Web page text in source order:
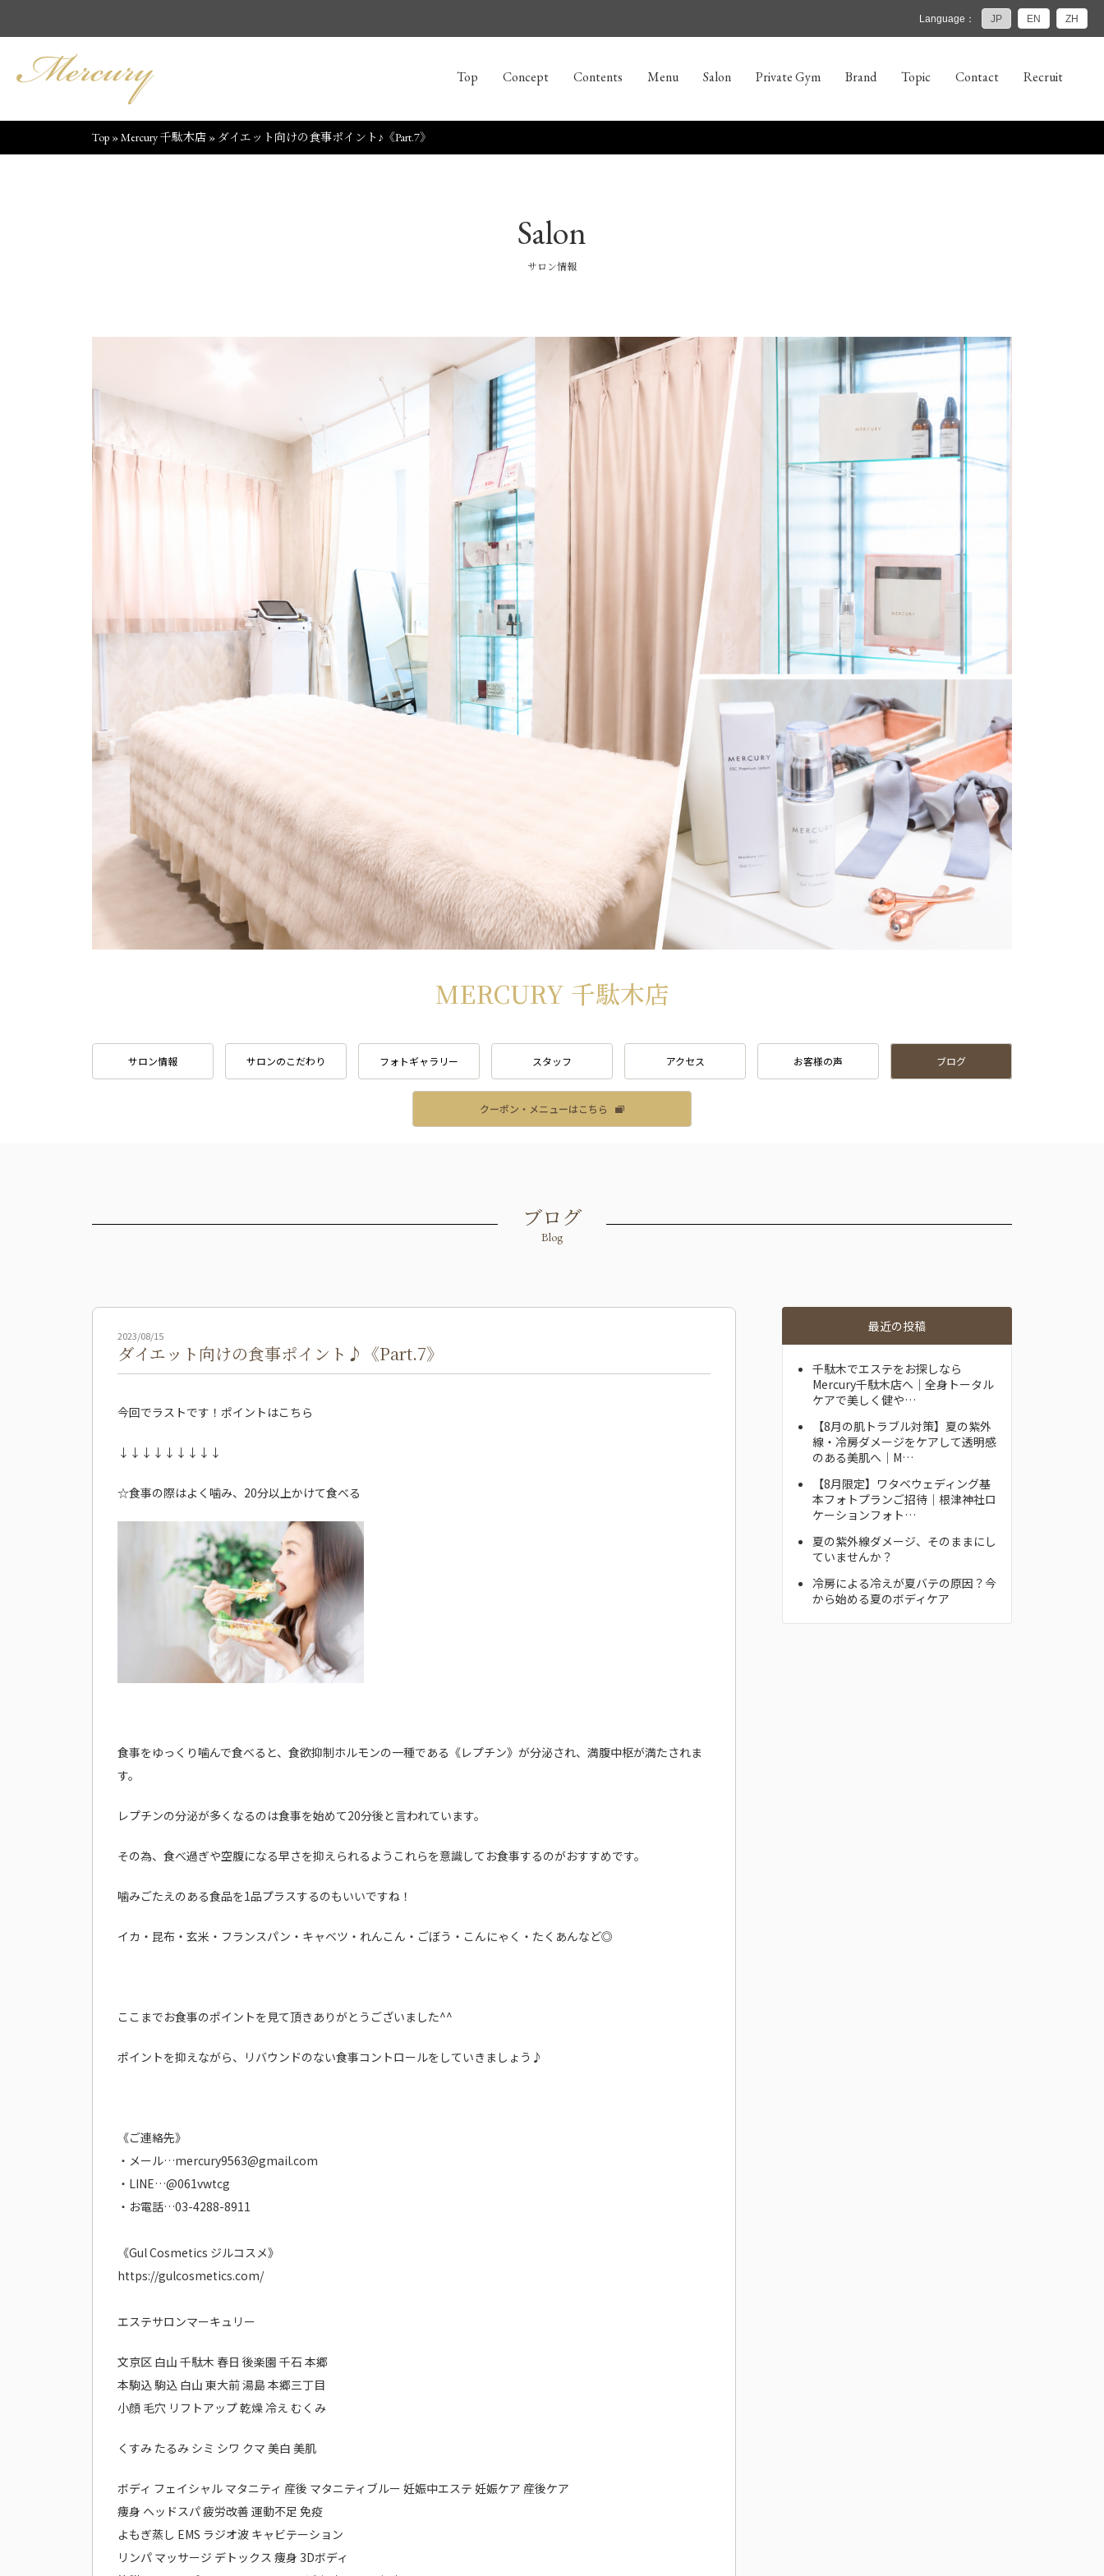
Language： JP EN ZH
Top Concept Contents Menu Salon Private Gym Brand Topic Contact Recruit
Top »Mercury 千駄木店 » ダイエット向けの食事ポイント♪《Part.7》
Salon
サロン情報
MERCURY 千駄木店
サロン情報 サロンのこだわり フォトギャラリー スタッフ アクセス お客様の声 ブログ
クーポン・メニューはこちら
ブログ
Blog
2023/08/15
ダイエット向けの食事ポイント♪《Part.7》
今回でラストです！ポイントはこちら
↓↓↓↓↓↓↓↓↓
☆食事の際はよく噛み、20分以上かけて食べる
食事をゆっくり噛んで食べると、食欲抑制ホルモンの一種である《レプチン》が分泌され、満腹中枢が満たされま
す。
レプチンの分泌が多くなるのは食事を始めて20分後と言われています。
その為、食べ過ぎや空腹になる早さを抑えられるようこれらを意識してお食事するのがおすすめです。
噛みごたえのある食品を1品プラスするのもいいですね！
イカ・昆布・玄米・フランスパン・キャベツ・れんこん・ごぼう・こんにゃく・たくあんなど◎
ここまでお食事のポイントを見て頂きありがとうございました^^
ポイントを抑えながら、リバウンドのない食事コントロールをしていきましょう♪
《ご連絡先》
・メール…mercury9563@gmail.com
・LINE…@061vwtcg
・お電話…03-4288-8911
《Gul Cosmetics ジルコスメ》
https://gulcosmetics.com/
エステサロンマーキュリー
文京区 白山 千駄木 春日 後楽園 千石 本郷
本駒込 駒込 白山 東大前 湯島 本郷三丁目
小顔 毛穴 リフトアップ 乾燥 冷え むくみ
くすみ たるみ シミ シワ クマ 美白 美肌
ボディ フェイシャル マタニティ 産後 マタニティブルー 妊娠中エステ 妊娠ケア 産後ケア
痩身 ヘッドスパ 疲労改善 運動不足 免疫
よもぎ蒸し EMS ラジオ波 キャビテーション
リンパ マッサージ デトックス 痩身 3Dボディ
最近の投稿
千駄木でエステをお探しなら
Mercury千駄木店へ｜全身トータル
ケアで美しく健や…
【8月の肌トラブル対策】夏の紫外
線・冷房ダメージをケアして透明感
のある美肌へ｜M…
【8月限定】ワタベウェディング基
本フォトプランご招待｜根津神社ロ
ケーションフォト…
夏の紫外線ダメージ、そのままにし
ていませんか？
冷房による冷えが夏バテの原因？今
から始める夏のボディケア